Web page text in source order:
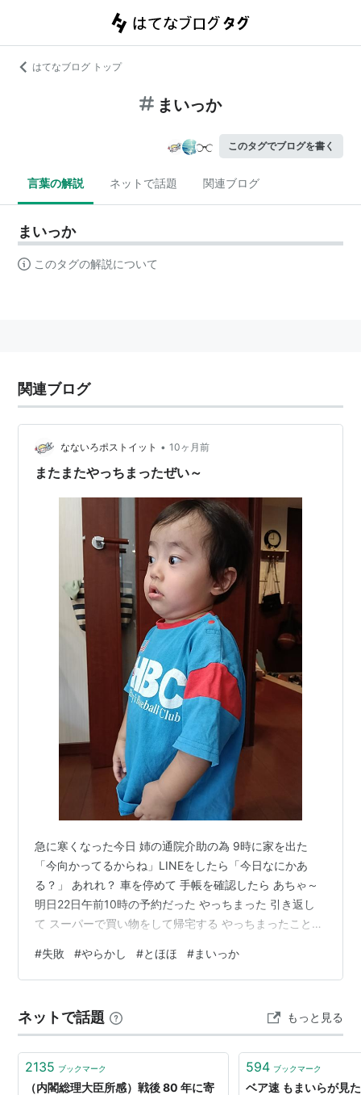
はてなブログ トップ
まいっか
このタグでブログを書く
言葉の解説 ネットで話題 関連ブログ
まいっか
このタグの解説について
関連ブログ
なないろポストイット • 10ヶ月前
またまたやっちまったぜい～
急に寒くなった今日 姉の通院介助の為 9時に家を出た
「今向かってるからね」LINEをしたら「今日なにかあ
る？」 あれれ？ 車を停めて 手帳を確認したら あちゃ～
明日22日午前10時の予約だった やっちまった 引き返し
て スーパーで買い物をして帰宅する やっちまったこと
給油しようとしたら 「期限切れ」の表示 有効期限 8月末
って 小さく書いてあった 係の人に泣きついてみたけど
きな金額を損した ６８００円 どぶに捨ててしまった 自
己責任だけど 期限があるなんて とほほ 今後プリペイド…
#失敗 #やらかし #とほほ #まいっか
ネットで話題 もっと見る
2135 ブックマーク
（内閣総理大臣所感）戦後 80 年に寄
594 ブックマーク
ベア速 もまいらが見